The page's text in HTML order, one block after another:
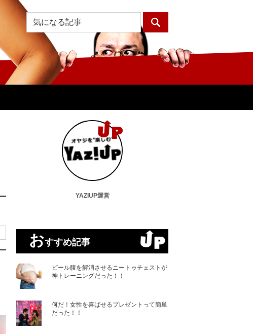
YAZIUP運営
おすすめ記事
ビール腹を解消させるニートゥチェストが
神トレーニングだった！！
何だ！女性を喜ばせるプレゼントって簡単
だった！！